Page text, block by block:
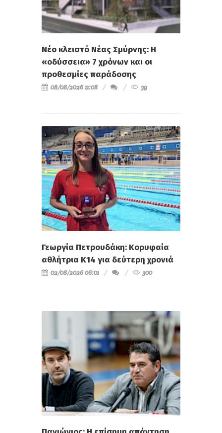
Νέο κλειστό Νέας Σμύρνης: Η
«οδύσσεια» 7 χρόνων και οι
προθεσμίες παράδοσης
08/08/2026 11:08 39
Γεωργία Πετρουδάκη: Κορυφαία
αθλήτρια Κ14 για δεύτερη χρονιά
02/08/2026 06:01 300